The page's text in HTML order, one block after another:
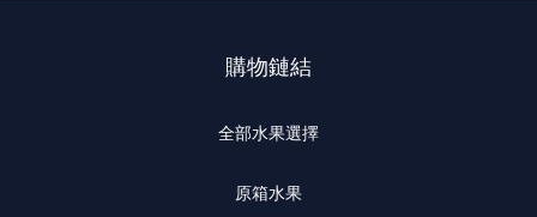
購物鏈結
全部水果選擇
原箱水果